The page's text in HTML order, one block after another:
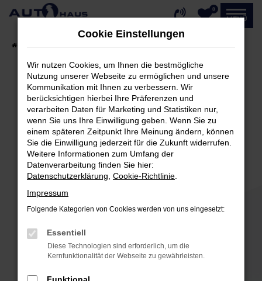
Zum
0
MENÜ
Fehler: Network Error
Beim Laden ist ein Fehler aufgetreten.
Hier sind ein paar Tipps, die dir helfen können:
Überprüfe deine Firewall und deine
Internetverbindung.
Laden andere Webseiten, zum Beispiel deine
Suchmaschine?
Prüfe deine Browsererweiterungen.
können das Laden bestimmter Seiten
verhindern. Funktioniert die Seite in einem
anderen Browser oder in einem privaten
Fenster?
Cookie Einstellungen
Wir nutzen Cookies, um Ihnen die bestmögliche
Nutzung unserer Webseite zu ermöglichen und unsere
Kommunikation mit Ihnen zu verbessern. Wir
berücksichtigen hierbei Ihre Präferenzen und
verarbeiten Daten für Marketing und Statistiken nur,
wenn Sie uns Ihre Einwilligung geben. Wenn Sie zu
einem späteren Zeitpunkt Ihre Meinung ändern, können
Sie die Einwilligung jederzeit für die Zukunft widerrufen.
Weitere Informationen zum Umfang der
Datenverarbeitung finden Sie hier:
Datenschutzerklärung Cookie-Richtlinie
Impressum
Folgende Kategorien von Cookies werden von uns eingesetzt:
Essentiell
Diese Technologien sind erforderlich, um die
Kernfunktionalität der Webseite zu gewährleisten.